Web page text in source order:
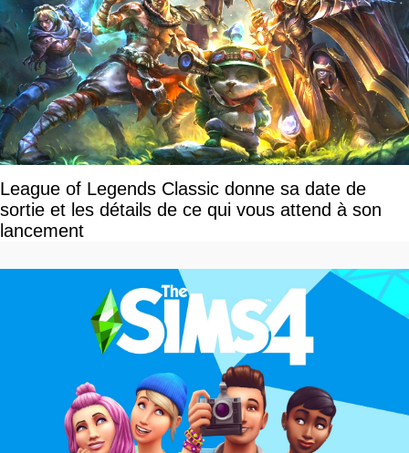
League of Legends Classic donne sa date de
sortie et les détails de ce qui vous attend à son
lancement